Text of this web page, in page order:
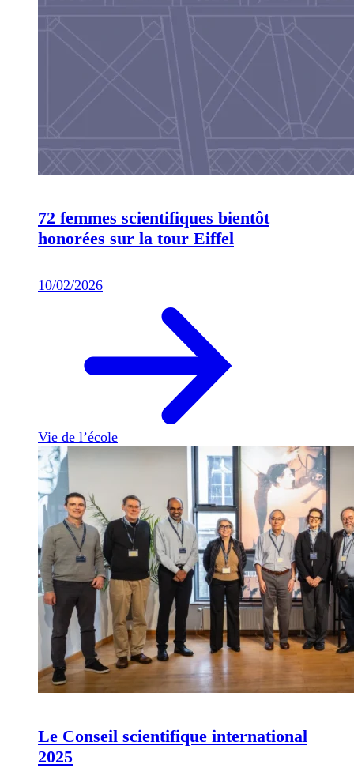
72 femmes scientifiques bientôt
honorées sur la tour Eiffel
10/02/2026
Vie de l’école
Le Conseil scientifique international
2025